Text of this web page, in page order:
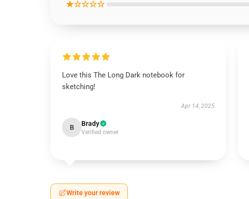
★☆☆☆☆
Love this The Long Dark notebook for
sketching!
Apr 14, 2025
B Brady
Verified owner
Write your review